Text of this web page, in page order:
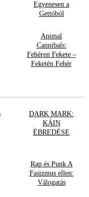
Egyenesen a
Gettóból
Animal
Cannibals:
Fehéren Fekete –
Feketén Fehér
DARK MARK:
KÁIN
ÉBREDÉSE
Rap és Punk A
Fasizmus ellen:
Válogatás